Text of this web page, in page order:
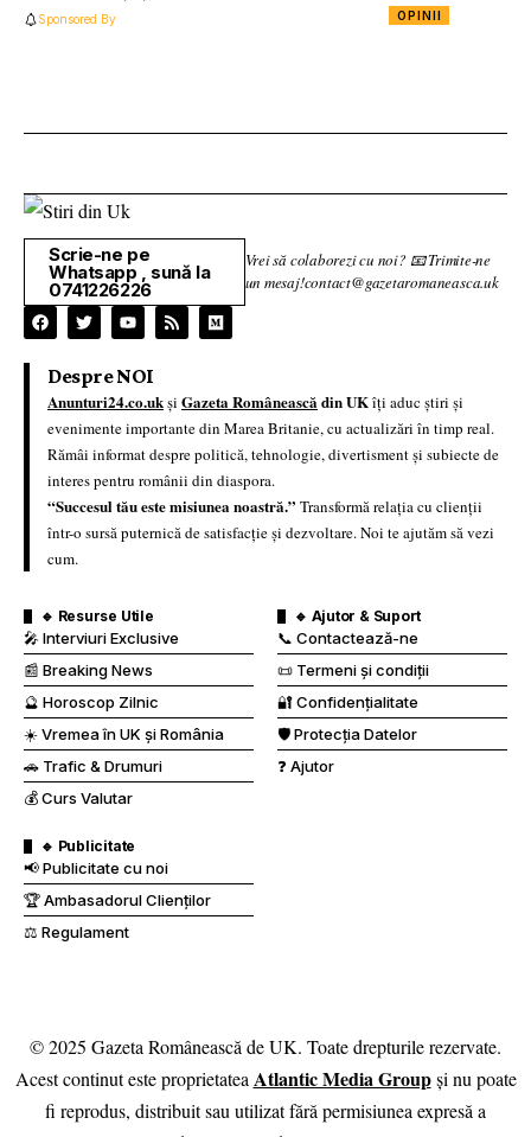
OPINII
Sponsored By
Scrie-ne pe
Whatsapp , sună la
0741226226
Vrei să colaborezi cu noi? 📧 Trimite-ne
un mesaj!contact@gazetaromaneasca.uk
Despre NOI
Anunturi24.co.ukși Gazeta Românească din UKîți aduc știri și
evenimente importante din Marea Britanie, cu actualizări în timp real.
Rămâi informat despre politică, tehnologie, divertisment și subiecte de
interes pentru românii din diaspora.
“Succesul tău este misiunea noastră.” Transformă relația cu clienții
într-o sursă puternică de satisfacție și dezvoltare. Noi te ajutăm să vezi
cum.
🔹 Resurse Utile
🎤 Interviuri Exclusive
📰 Breaking News
🔮 Horoscop Zilnic
☀️ Vremea în UK și România
🚗 Trafic & Drumuri
💰 Curs Valutar
🔹 Ajutor & Suport
📞 Contactează-ne
📜 Termeni și condiții
🔐 Confidențialitate
🛡️ Protecția Datelor
❓ Ajutor
🔹 Publicitate
📢 Publicitate cu noi
🏆 Ambasadorul Clienților
⚖️ Regulament
© 2025 Gazeta Românească de UK. Toate drepturile rezervate.
Acest continut este proprietatea Atlantic Media Groupși nu poate
fi reprodus, distribuit sau utilizat fără permisiunea expresă a